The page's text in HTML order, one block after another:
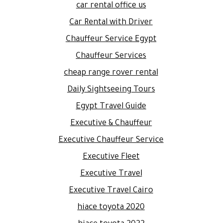
car rental office us
Car Rental with Driver
Chauffeur Service Egypt
Chauffeur Services
cheap range rover rental
Daily Sightseeing Tours
Egypt Travel Guide
Executive & Chauffeur
Executive Chauffeur Service
Executive Fleet
Executive Travel
Executive Travel Cairo
hiace toyota 2020